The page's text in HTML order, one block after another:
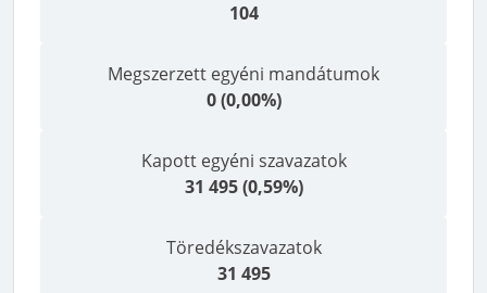
104
Megszerzett egyéni mandátumok
0(0,00%)
Kapott egyéni szavazatok
31 495(0,59%)
Töredékszavazatok
31 495